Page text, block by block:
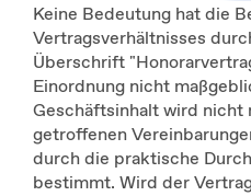
Keine Bedeutung hat die
Vertragsverhältnisses
Überschrift
Einordnung nicht
Geschäftsinhalt wird nicht
getroffenen
durch die praktische
bestimmt. Wird der